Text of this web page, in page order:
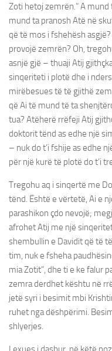
Zoti hetoj zemrën.” A
mund ta pranosh Atë në
që të mos i fshehësh
provojë zemrën? Oh,
asnjë gjë – thuaji Atij
sinqeriteti i plotë dhe i
mirëbesues të të gjithë
që Ai të mund të ta
tua? Atëherë rrëfeji Atij
doktorit tënd as edhe një
– nuk do t’i fshije as edhe
për një kurë të plotë do t’i
Tregohu aq i sinqertë me
tënd. Është e vërtetë, Ai e
parashikon çdo nevojë;
afrohet Atij me një
shembullin e Davidit që të
tim, nuk e fsheha
mia Zotit”, dhe ti e ke falur
zemra derdhet kështu në
jetë syri i besimit mbi
ruhet nga dëshpërimi.
shlyerjes.